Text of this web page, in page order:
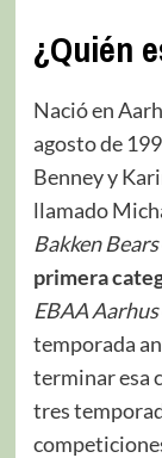
¿Quién
Nació en
agosto de
Benney y
llamado
Bakken Bears
primera
EBAA Aarhus
temporada
terminar esa
tres